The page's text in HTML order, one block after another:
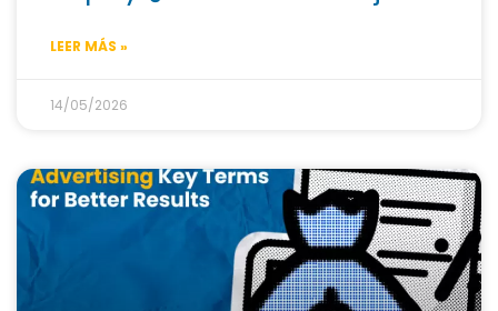
LEER MÁS »
14/05/2026